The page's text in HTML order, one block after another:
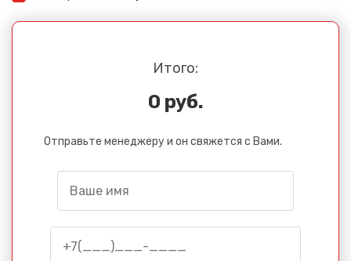
Итого:
0 руб.
Отправьте менеджеру и он свяжется с Вами.